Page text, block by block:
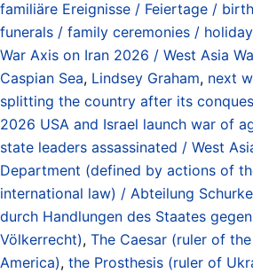
familiäre Ereignisse / Feiertage /
funerals / family ceremonies /
War Axis on Iran 2026 / West Asia
Caspian Sea, Lindsey Graham, next
splitting the country after its
2026 USA and Israel launch war of
state leaders assassinated / West
Department (defined by actions of
international law) / Abteilung
durch Handlungen des Staates
Völkerrecht), The Caesar (ruler of
America), the Prosthesis (ruler of